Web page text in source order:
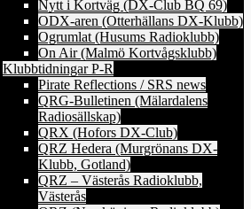
Nytt i Kortväg (DX-Club BQ 69)
ODX-aren (Otterhällans DX-Klubb)
Ogrumlat (Husums Radioklubb)
On Air (Malmö Kortvågsklubb)
Klubbtidningar P-R
Pirate Reflections / SRS news
QRG-Bulletinen (Mälardalens
Radiosällskap)
QRX (Hofors DX-Club)
QRZ Hedera (Murgrönans DX-
Klubb, Gotland)
QRZ – Västerås Radioklubb,
Västerås